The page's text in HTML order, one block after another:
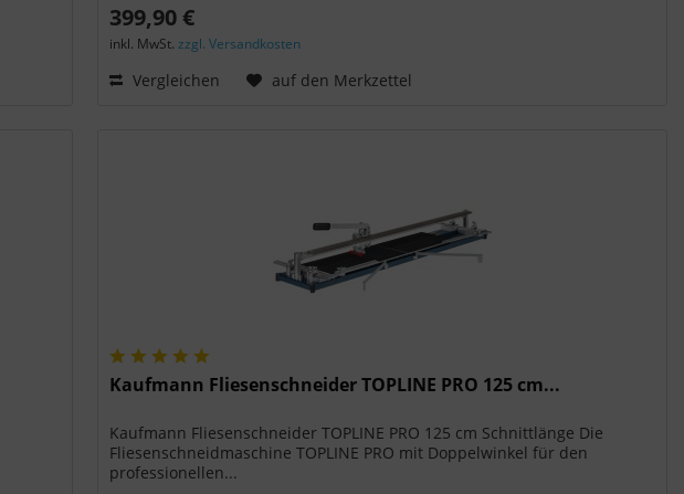
399,90 €
inkl. MwSt. zzgl. Versandkosten
Vergleichen auf den Merkzettel
Kaufmann Fliesenschneider TOPLINE PRO 125 cm...
Kaufmann Fliesenschneider TOPLINE PRO 125 cm Schnittlänge Die
Fliesenschneidmaschine TOPLINE PRO mit Doppelwinkel für den
professionellen...